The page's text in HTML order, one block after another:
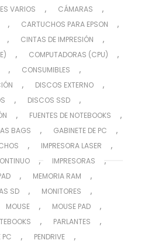
VARIOS , CÁMARAS ,
, CARTUCHOS PARA EPSON ,
, CINTAS DE IMPRESIÓN ,
, COMPUTADORAS (CPU) ,
, CONSUMIBLES ,
, DISCOS EXTERNO ,
, DISCOS SSD ,
, FUENTES DE NOTEBOOKS ,
BAGS , GABINETE DE PC ,
, IMPRESORA LASER ,
, IMPRESORAS ,
, MEMORIA RAM ,
SD , MONITORES ,
MOUSE , MOUSE PAD ,
, PARLANTES ,
PC , PENDRIVE ,